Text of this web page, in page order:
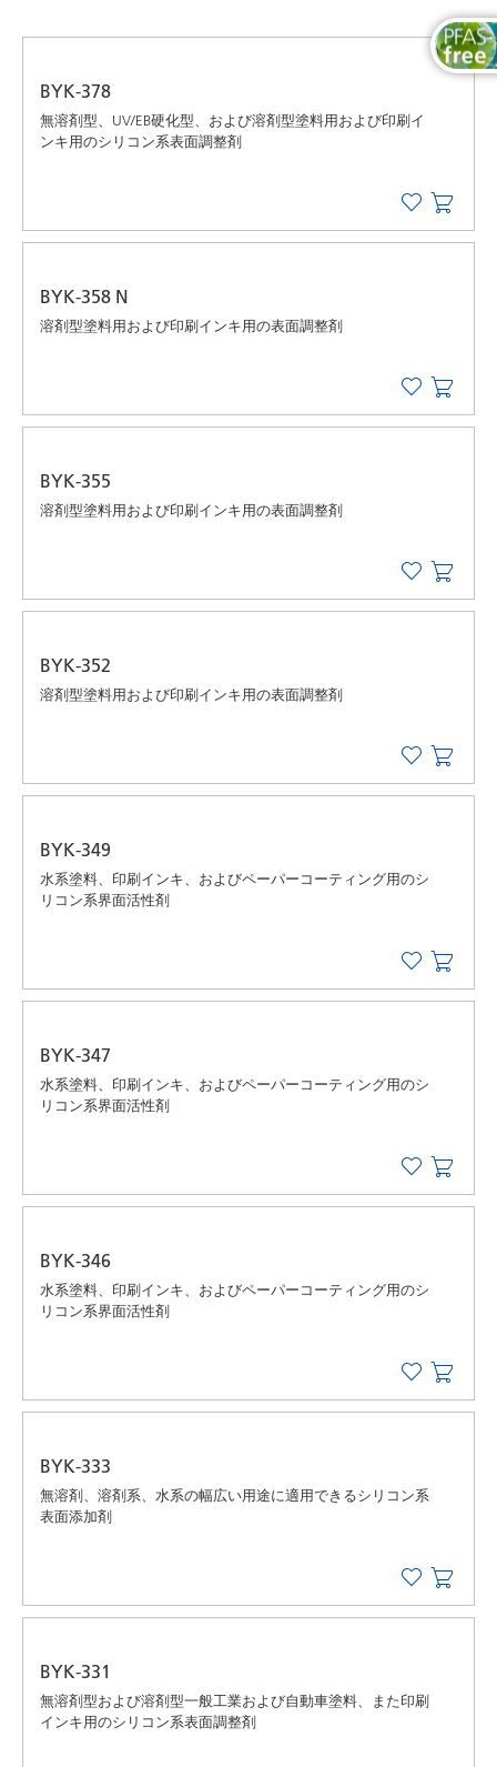
アルファベット昇順（A-Z）
BYK-378
無溶剤型、UV/EB硬化型、および溶剤型塗料用および印刷イ
ンキ用のシリコン系表面調整剤
BYK-358 N
溶剤型塗料用および印刷インキ用の表面調整剤
BYK-355
溶剤型塗料用および印刷インキ用の表面調整剤
BYK-352
溶剤型塗料用および印刷インキ用の表面調整剤
BYK-349
水系塗料、印刷インキ、およびペーパーコーティング用のシ
リコン系界面活性剤
BYK-347
水系塗料、印刷インキ、およびペーパーコーティング用のシ
リコン系界面活性剤
BYK-346
水系塗料、印刷インキ、およびペーパーコーティング用のシ
リコン系界面活性剤
BYK-333
無溶剤、溶剤系、水系の幅広い用途に適用できるシリコン系
表面添加剤
BYK-331
無溶剤型および溶剤型一般工業および自動車塗料、また印刷
インキ用のシリコン系表面調整剤